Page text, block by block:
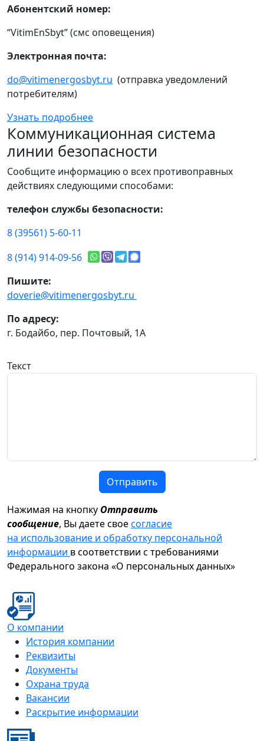
Абонентский номер:
“VitimEnSbyt” (смс оповещения)
Электронная почта:
do@vitimenergosbyt.ru (отправка уведомлений
потребителям)
Узнать подробнее
Коммуникационная система
линии безопасности
Сообщите информацию о всех противоправных
действиях следующими способами:
телефон службы безопасности:
8 (39561) 5-60-11
8 (914) 914-09-56
Пишите:
doverie@vitimenergosbyt.ru
По адресу:
г. Бодайбо, пер. Почтовый, 1А
Текст
Отправить
Нажимая на кнопку Отправить
сообщение, Вы даете своесогласие
на использование и обработку персональной
информации в соответствии с требованиями
Федерального закона «О персональных данных»
О компании
История компании
Реквизиты
Документы
Охрана труда
Вакансии
Раскрытие информации